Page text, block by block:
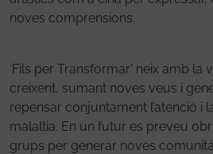
noves comprensions.
‘Fils per Transformar’ neix amb
creixent, sumant noves veus i
repensar conjuntament l’atenció i
malaltia. En un futur es preveu
grups per generar noves